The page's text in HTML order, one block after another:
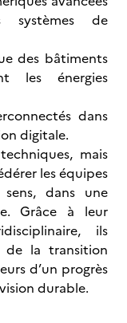
systèmes de
des bâtiments
les énergies
dans
digitale.
mais
les équipes
dans une
Grâce à leur
ils
de la transition
d’un progrès
durable.